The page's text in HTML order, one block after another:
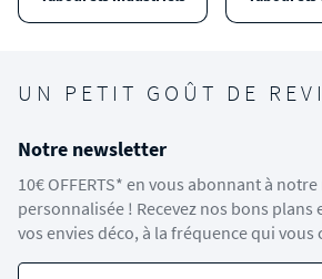
UN PETIT GOÛT DE
Notre newsletter
10€ OFFERTS* en vous abonnant à
personnalisée ! Recevez nos bons plans
vos envies déco, à la fréquence qui vous